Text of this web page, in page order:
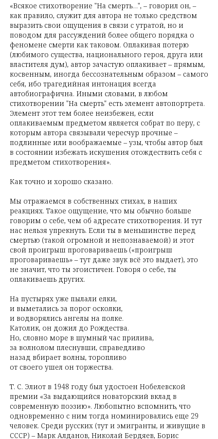
«Всякое стихотворение "На смерть…", – говорил он, –
как правило, служит для автора не только средством
выразить свои ощущения в связи с утратой, но и
поводом для рассуждений более общего порядка о
феномене смерти как таковом. Оплакивая потерю
(любимого существа, национального героя, друга или
властителя дум), автор зачастую оплакивает – прямым,
косвенным, иногда бессознательным образом – самого
себя, ибо трагедийная интонация всегда
автобиографична. Иными словами, в любом
стихотворении "На смерть" есть элемент автопортрета.
Элемент этот тем более неизбежен, если
оплакиваемым предметом является собрат по перу, с
которым автора связывали чересчур прочные –
подлинные или воображаемые – узы, чтобы автор был
в состоянии избежать искушения отождествить себя с
предметом стихотворения».
Как точно и хорошо сказано.
Мы отражаемся в собственных стихах, в наших
реакциях. Такое ощущение, что мы обычно больше
говорим о себе, чем об адресате стихотворения. И тут
нас нельзя упрекнуть. Если ты в меньшинстве перед
смертью (такой огромной и непознаваемой) и этот
свой проигрыш проговариваешь («проигрыш
проговариваешь» – тут даже звук всё это выдает), это
не значит, что ты эгоистичен. Говоря о себе, ты
оплакиваешь других.
На пустырях уже пылали елки,
и выметались за порог осколки,
и водворялись ангелы на полке.
Католик, он дожил до Рождества.
Но, словно море в шумный час прилива,
за волнолом плеснувши, справедливо
назад вбирает волны, торопливо
от своего ушел он торжества.
Т. С. Элиот в 1948 году был удостоен Нобелевской
премии «За выдающийся новаторский вклад в
современную поэзию». Любопытно вспомнить, что
одновременно с ним тогда номинировались еще 29
человек. Среди русских (тут и эмигранты, и живущие в
СССР) – Марк Алданов, Николай Бердяев, Борис